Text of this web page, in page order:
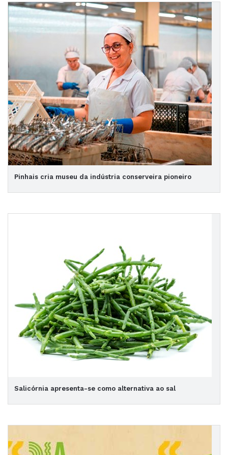
Pinhais cria museu da indústria conserveira pioneiro
Salicórnia apresenta-se como alternativa ao sal